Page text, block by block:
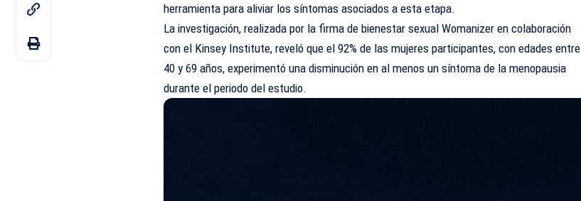
herramienta para aliviar los síntomas asociados a esta etapa.
La investigación, realizada por la firma de bienestar sexual Womanizer en colaboración
con el Kinsey Institute, reveló que el 92% de las mujeres participantes, con edades entre
40 y 69 años, experimentó una disminución en al menos un síntoma de la menopausia
durante el periodo del estudio.